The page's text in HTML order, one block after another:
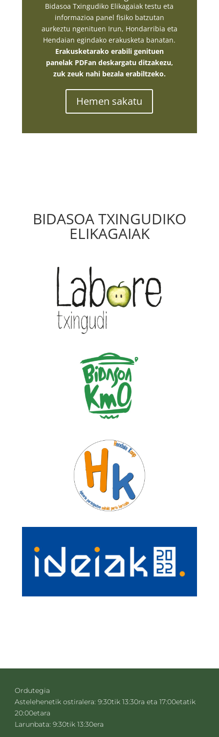
Bidasoa Txingudiko Elikagaiak testu eta
informazioa panel fisiko batzutan
aurkeztu ngenituen Irun, Hondarribia eta
Hendaian egindako erakusketa banatan.
Erakusketarako erabili genituen
panelak PDFan deskargatu ditzakezu,
zuk zeuk nahi bezala erabiltzeko.
Hemen sakatu
BIDASOA TXINGUDIKO
ELIKAGAIAK
Ordutegia
Astelehenetik ostiralera: 9:30tik 13:30ra eta 17:00etatik
20:00etara
Larunbata: 9:30tik 13:30era